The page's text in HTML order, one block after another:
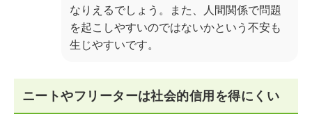
なりえるでしょう。また、人間関係で問題
を起こしやすいのではないかという不安も
生じやすいです。
ニートやフリーターは社会的信用を得にくい